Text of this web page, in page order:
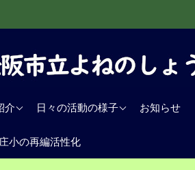
介
育目標 日々の活動の様子
学年
お知らせ
小の再編活性化